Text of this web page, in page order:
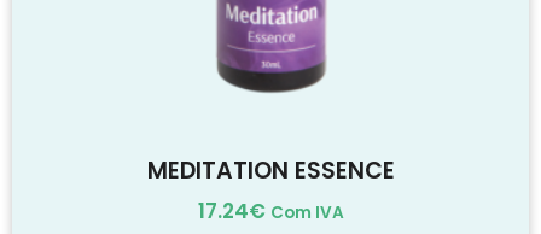
MEDITATION ESSENCE
17.24€ Com IVA